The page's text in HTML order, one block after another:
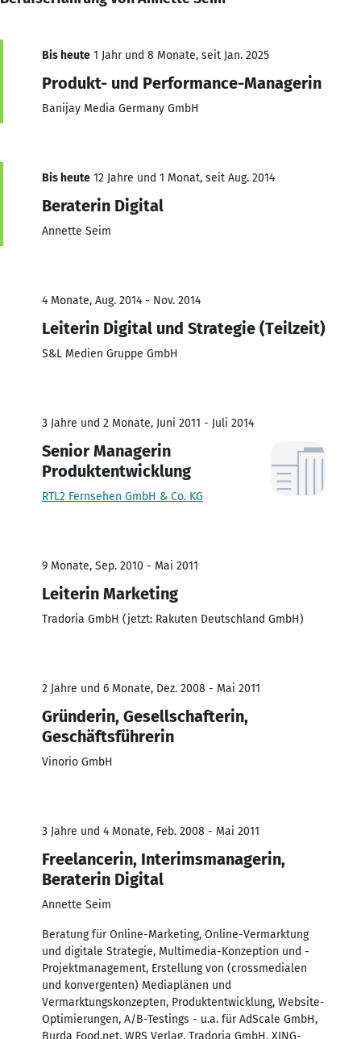
Bis heute 1 Jahr und 8 Monate, seit Jan. 2025
Produkt- und Performance-Managerin
Banijay Media Germany GmbH
Bis heute 12 Jahre und 1 Monat, seit Aug. 2014
Beraterin Digital
Annette Seim
4 Monate, Aug. 2014 - Nov. 2014
Leiterin Digital und Strategie (Teilzeit)
S&L Medien Gruppe GmbH
3 Jahre und 2 Monate, Juni 2011 - Juli 2014
Senior Managerin
Produktentwicklung
RTL2 Fernsehen GmbH & Co. KG
9 Monate, Sep. 2010 - Mai 2011
Leiterin Marketing
Tradoria GmbH (jetzt: Rakuten Deutschland GmbH)
2 Jahre und 6 Monate, Dez. 2008 - Mai 2011
Gründerin, Gesellschafterin,
Geschäftsführerin
Vinorio GmbH
3 Jahre und 4 Monate, Feb. 2008 - Mai 2011
Freelancerin, Interimsmanagerin,
Beraterin Digital
Annette Seim
Beratung für Online-Marketing, Online-Vermarktung
und digitale Strategie, Multimedia-Konzeption und -
Projektmanagement, Erstellung von (crossmedialen
und konvergenten) Mediaplänen und
Vermarktungskonzepten, Produktentwicklung, Website-
Optimierungen, A/B-Testings - u.a. für AdScale GmbH,
Burda Food.net, WRS Verlag, Tradoria GmbH, XING-